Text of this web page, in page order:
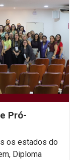
Pró-
os estados do
Diploma